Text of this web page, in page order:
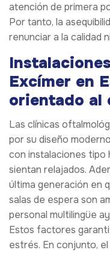
atención de primera
Por tanto, la
renunciar a la calidad
Excímer en
orientado al
Las clínicas
por su diseño
con instalaciones tipo
sientan relajados.
última generación en
salas de espera son
personal multilingüe
Estos factores
estrés. En conjunto,